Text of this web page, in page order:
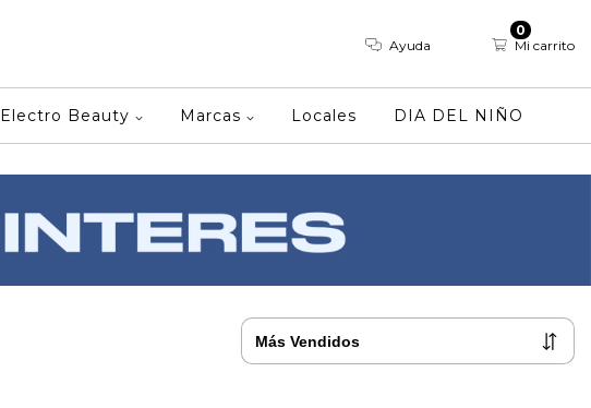
Ayuda Mi carrito
0
Electro Beauty Marcas Locales DIA DEL NIÑO